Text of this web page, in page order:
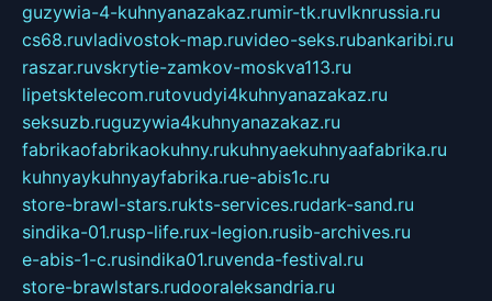
guzywia-4-kuhnyanazakaz.rumir-tk.ruvlknrussia.ru
cs68.ruvladivostok-map.ruvideo-seks.rubankaribi.ru
raszar.ruvskrytie-zamkov-moskva113.ru
lipetsktelecom.rutovudyi4kuhnyanazakaz.ru
seksuzb.ruguzywia4kuhnyanazakaz.ru
fabrikaofabrikaokuhny.rukuhnyaekuhnyaafabrika.ru
kuhnyaykuhnyayfabrika.rue-abis1c.ru
store-brawl-stars.rukts-services.rudark-sand.ru
sindika-01.rusp-life.rux-legion.rusib-archives.ru
e-abis-1-c.rusindika01.ruvenda-festival.ru
store-brawlstars.rudooraleksandria.ru